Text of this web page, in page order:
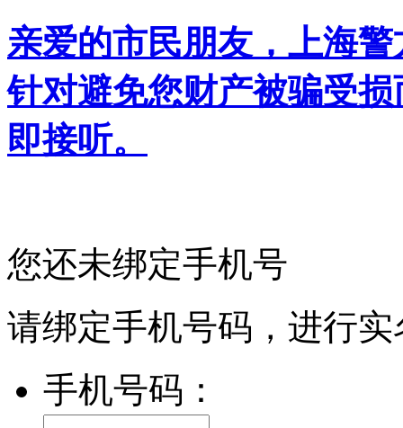
亲爱的市民朋友，上海
针对避免您财产被骗受
即接听。
您还未绑定手机号
请绑定手机号码，进行
手机号码：